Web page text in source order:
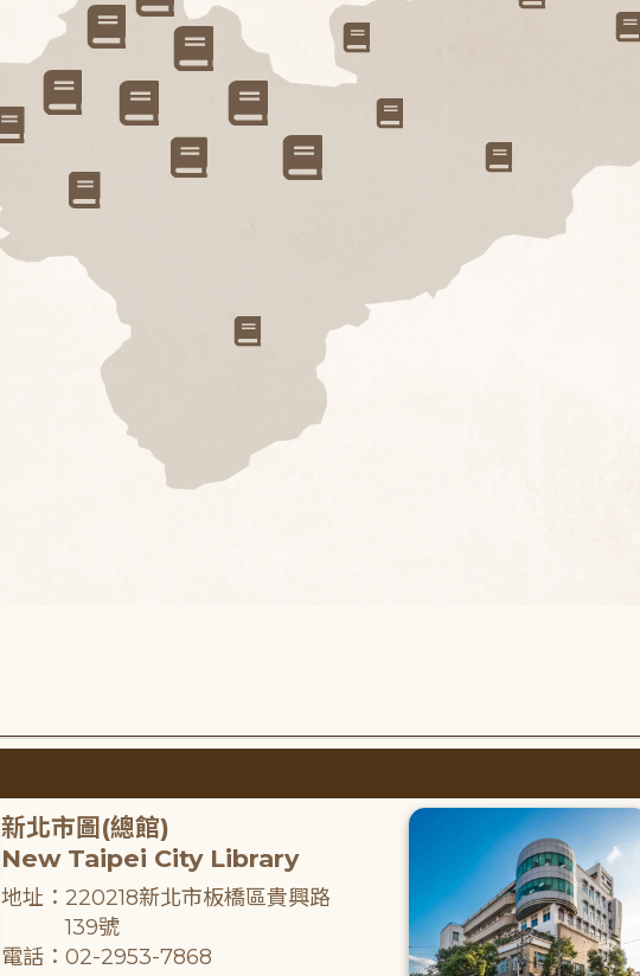
新北市圖(總館)
New Taipei City Library
地址：220218新北市板橋區貴興路
139號
電話：02-2953-7868